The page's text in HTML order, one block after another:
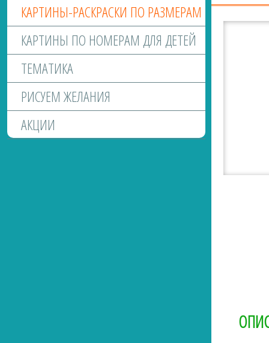
КАРТИНЫ-РАСКРАСКИ ПО РАЗМЕРАМ
КАРТИНЫ ПО НОМЕРАМ ДЛЯ ДЕТЕЙ
ТЕМАТИКА
РИСУЕМ ЖЕЛАНИЯ
АКЦИИ